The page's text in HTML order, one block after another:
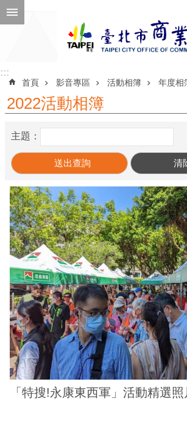
跳到主要內容區塊
公
訊
息
機
關
介
紹
業
務
資
訊
線
上
服
::::::
首頁 影音專區 活動相簿 年度相
2022活動相簿
主題：
「特搜!永康東西軍」活動精選照